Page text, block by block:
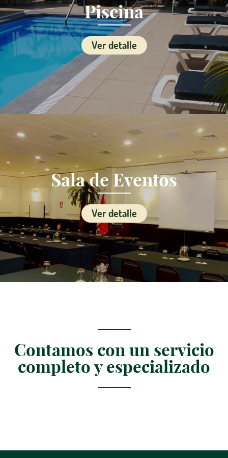
Piscina
Ver detalle
Sala de Eventos
Ver detalle
Contamos con un servicio
completo y especializado